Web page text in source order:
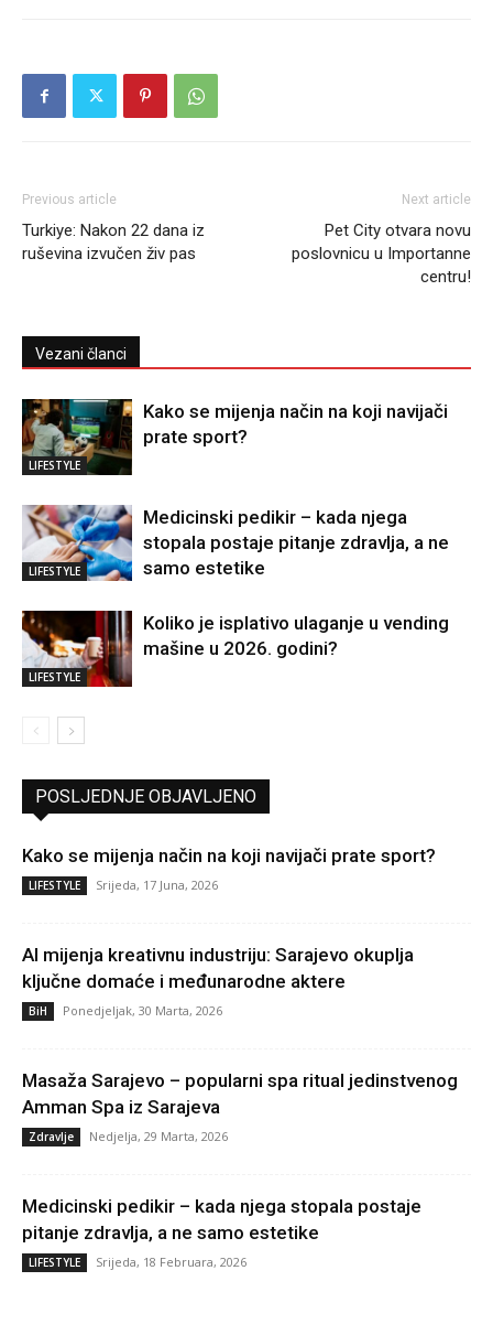
Previous article
Turkiye: Nakon 22 dana iz
ruševina izvučen živ pas
Next article
Pet City otvara novu
poslovnicu u Importanne
centru!
Vezani članci
LIFESTYLE
Kako se mijenja način na koji navijači
prate sport?
LIFESTYLE
Medicinski pedikir – kada njega
stopala postaje pitanje zdravlja, a ne
samo estetike
LIFESTYLE
Koliko je isplativo ulaganje u vending
mašine u 2026. godini?
POSLJEDNJE OBJAVLJENO
Kako se mijenja način na koji navijači prate sport?
LIFESTYLE Srijeda, 17 Juna, 2026
AI mijenja kreativnu industriju: Sarajevo okuplja
ključne domaće i međunarodne aktere
BiH Ponedjeljak, 30 Marta, 2026
Masaža Sarajevo – popularni spa ritual jedinstvenog
Amman Spa iz Sarajeva
Zdravlje Nedjelja, 29 Marta, 2026
Medicinski pedikir – kada njega stopala postaje
pitanje zdravlja, a ne samo estetike
LIFESTYLE Srijeda, 18 Februara, 2026